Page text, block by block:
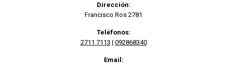
Dirección:
Francisco Ros 2781
Teléfonos:
2711 7113 | 092868340
Email: